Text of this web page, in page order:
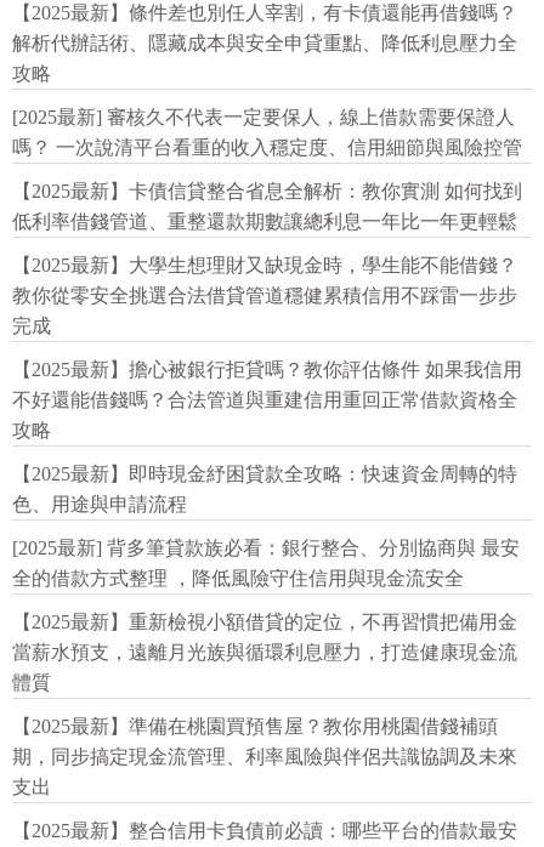
【2025最新】條件差也別任人宰割，有卡債還能再借錢嗎？
解析代辦話術、隱藏成本與安全申貸重點、降低利息壓力全
攻略
[2025最新] 審核久不代表一定要保人，線上借款需要保證人
嗎？ 一次說清平台看重的收入穩定度、信用細節與風險控管
【2025最新】卡債信貸整合省息全解析：教你實測 如何找到
低利率借錢管道、重整還款期數讓總利息一年比一年更輕鬆
【2025最新】大學生想理財又缺現金時，學生能不能借錢？
教你從零安全挑選合法借貸管道穩健累積信用不踩雷一步步
完成
【2025最新】擔心被銀行拒貸嗎？教你評估條件 如果我信用
不好還能借錢嗎？合法管道與重建信用重回正常借款資格全
攻略
【2025最新】即時現金紓困貸款全攻略：快速資金周轉的特
色、用途與申請流程
[2025最新] 背多筆貸款族必看：銀行整合、分別協商與 最安
全的借款方式整理 ，降低風險守住信用與現金流安全
【2025最新】重新檢視小額借貸的定位，不再習慣把備用金
當薪水預支，遠離月光族與循環利息壓力，打造健康現金流
體質
【2025最新】準備在桃園買預售屋？教你用桃園借錢補頭
期，同步搞定現金流管理、利率風險與伴侶共識協調及未來
支出
【2025最新】整合信用卡負債前必讀：哪些平台的借款最安